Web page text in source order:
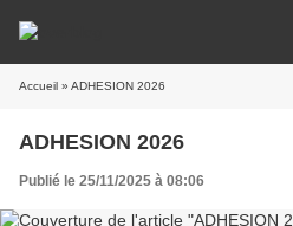
Accueil » ADHESION 2026
ADHESION 2026
Publié le 25/11/2025 à 08:06